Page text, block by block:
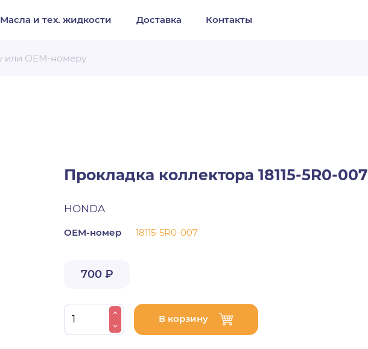
Масла и тех. жидкости Доставка Контакты
Прокладка коллектора 18115-5R0-007
HONDA
ОЕМ-номер 18115-5R0-007
700 ₽
В корзину